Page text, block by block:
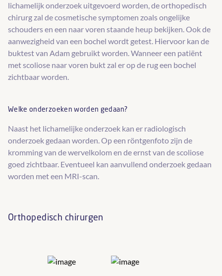
lichamelijk onderzoek uitgevoerd worden, de orthopedisch
chirurg zal de cosmetische symptomen zoals ongelijke
schouders en een naar voren staande heup bekijken. Ook de
aanwezigheid van een bochel wordt getest. Hiervoor kan de
buktest van Adam gebruikt worden. Wanneer een patiënt
met scoliose naar voren bukt zal er op de rug een bochel
zichtbaar worden.
Welke onderzoeken worden gedaan?
Naast het lichamelijke onderzoek kan er radiologisch
onderzoek gedaan worden. Op een röntgenfoto zijn de
kromming van de wervelkolom en de ernst van de scoliose
goed zichtbaar. Eventueel kan aanvullend onderzoek gedaan
worden met een MRI-scan.
Orthopedisch chirurgen